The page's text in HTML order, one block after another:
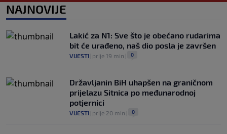
0
Juventusa već oduševljene: "Može biti
okosnica tima"
prije 3 h 0
NAJNOVIJE
Lakić za N1: Sve što je obećano rudarima
bit će urađeno, naš dio posla je završen
VIJESTI prije 19 min 0
Državljanin BiH uhapšen na graničnom
prijelazu Sitnica po međunarodnoj
potjernici
VIJESTI prije 20 min 0